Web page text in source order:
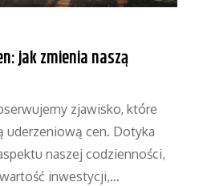
jak zmienia naszą
zjawisko, które
uderzeniową cen. Dotyka
naszej codzienności,
inwestycji,…